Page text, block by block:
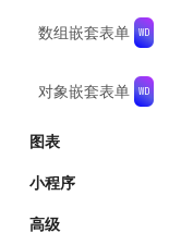
数组嵌套表单
对象嵌套表单
图表
小程序
高级